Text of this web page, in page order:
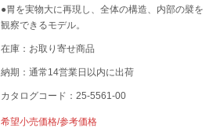
●胃を実物大に再現し、全体の構造、内部の襞を
観察できるモデル。
在庫：お取り寄せ商品
納期：通常14営業日以内に出荷
カタログコード：25-5561-00
希望小売価格/参考価格